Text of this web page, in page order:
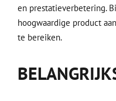
en prestatieverbetering.
hoogwaardige product
te bereiken.